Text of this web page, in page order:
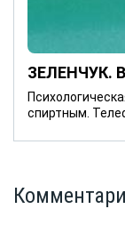
ЗЕЛЕНЧУК.
спиртным.